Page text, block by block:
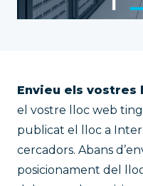
Envieu els vostres
el vostre lloc web
publicat el lloc a
cercadors. Abans
posicionament del